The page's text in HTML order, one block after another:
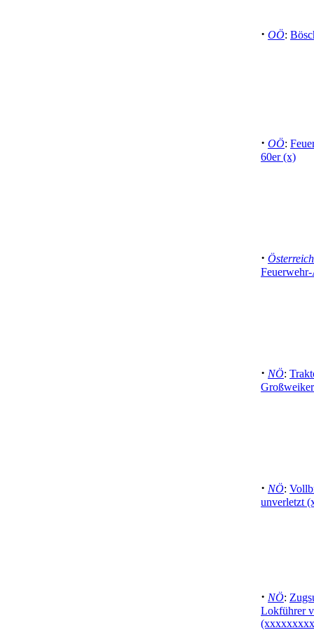
· OÖ:
· OÖ:
60er (x)
· Österreich
· NÖ:
· NÖ:
unverletzt
· NÖ:
Lokführer